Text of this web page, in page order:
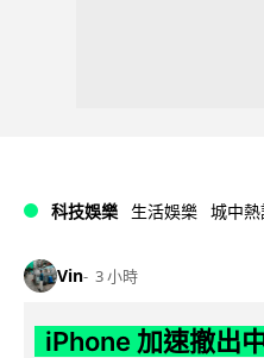
科技娛樂 生活娛樂 城中
Vin 3 小時
iPhone 加速撤出